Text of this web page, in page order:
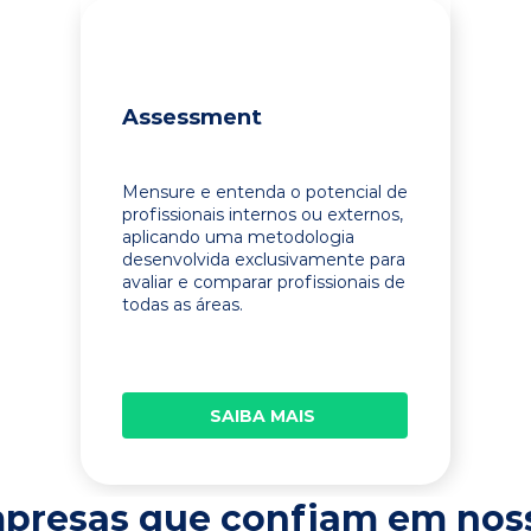
Assessment
Mensure e entenda o potencial de
profissionais internos ou externos,
aplicando uma metodologia
desenvolvida exclusivamente para
avaliar e comparar profissionais de
todas as áreas.
SAIBA MAIS
que confiam em